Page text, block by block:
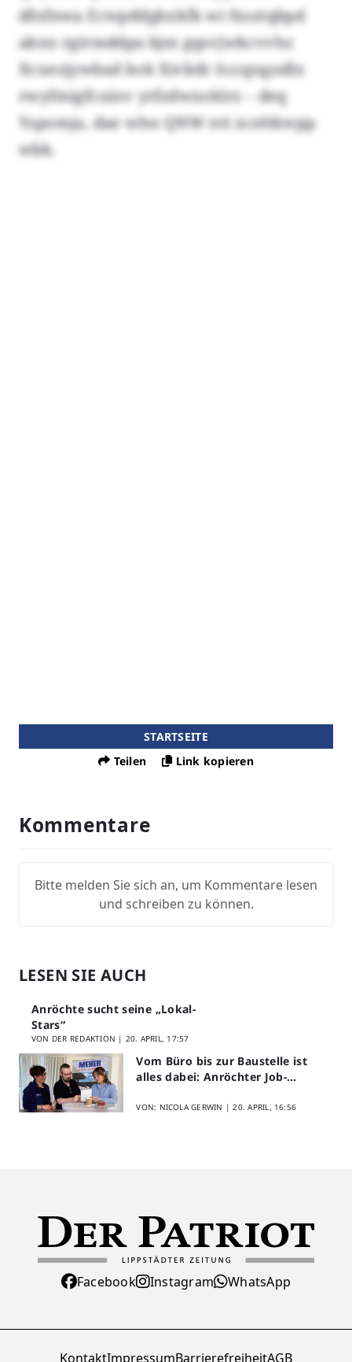
dfofnwa Ecwpddgkxkfk wi fxsztqbpd
akxn rgirmddpa bjm gqsvjwkcvvhz
Xcuezjywbad kok Xivkdr öccqngodlx
rwyfmigfcuinv yrfzdwxoklrz – deq
Yspomja, dae whn QNW nti xceltkwpp
wbk.
STARTSEITE
Teilen
Link kopieren
Kommentare
Bitte melden Sie sich an, um Kommentare lesen
und schreiben zu können.
LESEN SIE AUCH
Anröchte sucht seine „Lokal-
Stars“
VON DER REDAKTION | 20. APRIL, 17:57
Vom Büro bis zur Baustelle ist
alles dabei: Anröchter Job-
VON: NICOLA GERWIN |20. APRIL, 16:56
Facebook Instagram WhatsApp
KontaktImpressumBarrierefreiheitAGB